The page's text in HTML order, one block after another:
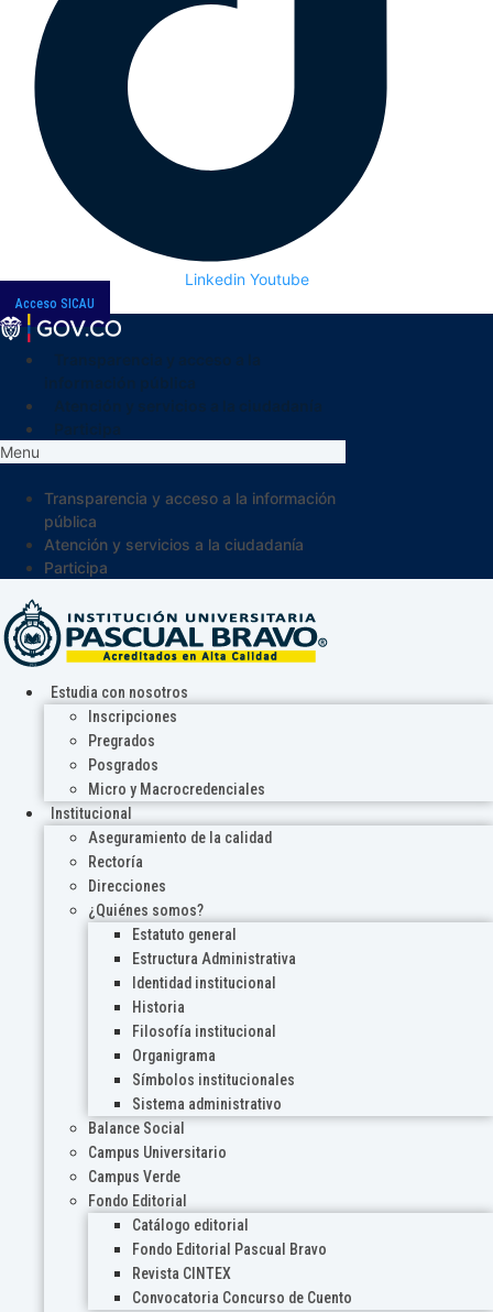
Linkedin Youtube
Acceso SICAU
Menu
Transparencia y acceso a la información
pública
Atención y servicios a la ciudadanía
Participa
Estudia con nosotros
Inscripciones
Pregrados
Posgrados
Micro y Macrocredenciales
Institucional
Aseguramiento de la calidad
Rectoría
Direcciones
¿Quiénes somos?
Estatuto general
Estructura Administrativa
Identidad institucional
Historia
Filosofía institucional
Organigrama
Símbolos institucionales
Sistema administrativo
Balance Social
Campus Universitario
Campus Verde
Fondo Editorial
Catálogo editorial
Fondo Editorial Pascual Bravo
Revista CINTEX
Convocatoria Concurso de Cuento